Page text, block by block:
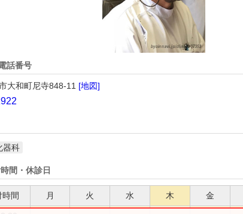
話番号
大和町尼寺848-11 [地図]
器科
間・休診日
間 月 火 水 木 金